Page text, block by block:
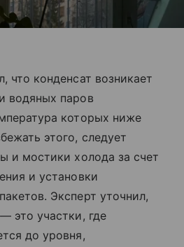
что конденсат возникает
водяных паров
которых ниже
этого, следует
и мостики холода за счет
и установки
Эксперт уточнил,
это участки, где
до уровня,